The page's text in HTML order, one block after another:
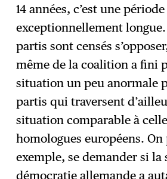
14 années, c’est une période
exceptionnellement
partis sont censés
même de la coalition a fini
situation un peu anormale
partis qui traversent
situation comparable à
homologues européens.
exemple, se demander si la
démocratie allemande a